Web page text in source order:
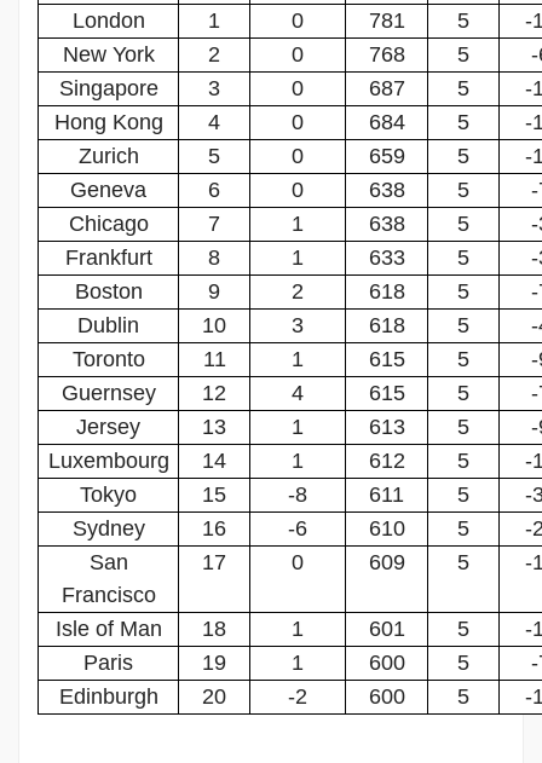
London 1 0 781 5
-
New York
2 0 768 5
-
Singapore
3 0 687 5
-
Hong Kong
4 0 684 5
-
Zurich
5 0 659 5
-
Geneva
6 0 638 5
-
Chicago
7 1 638 5
-
Frankfurt
8 1 633 5
-
Boston
9 2 618 5
-
Dublin
10 3 618 5
-
Toronto
11 1 615 5
-
Guernsey
12 4 615 5
-
Jersey
13 1 613 5
-
Luxembourg
14 1 612 5
-
Tokyo
15 -8 611 5
-
Sydney
16 -6 610 5
-
San
Francisco
17 0 609 5 -
Isle of Man 18 1 601 5
-
Paris
19 1 600 5
-
Edinburgh
20 -2 600 5 -